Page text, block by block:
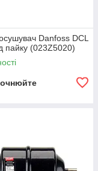
Danfoss DCL
пайку (023Z5020)